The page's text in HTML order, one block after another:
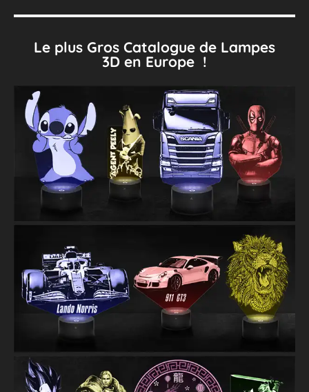
Le plus Gros Catalogue de Lampes
3D en Europe !